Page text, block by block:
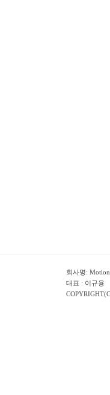
회사명:
대표 : 이규용